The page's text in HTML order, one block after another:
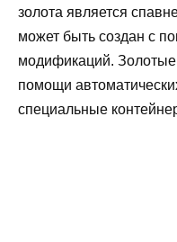
золота является
может быть создан с
модификаций.
помощи
специальные